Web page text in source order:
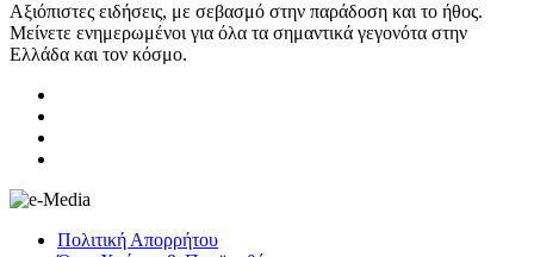
Αξιόπιστες ειδήσεις, με σεβασμό στην παράδοση και το ήθος.
Μείνετε ενημερωμένοι για όλα τα σημαντικά γεγονότα στην
Ελλάδα και τον κόσμο.
Πολιτική Απορρήτου